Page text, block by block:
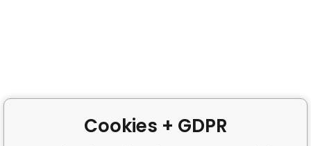
Cookies + GDPR